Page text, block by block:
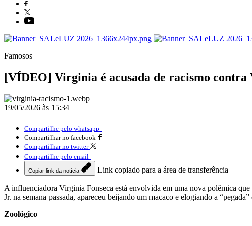
Famosos
[VÍDEO] Virginia é acusada de racismo
19/05/2026 às 15:34
Compartilhe pelo whatsapp
Compartilhar no facebook
Compartilhar no twitter
Compartilhe pelo email
Copiar link da notícia Link copiado para a área de transferência
A influenciadora Virginia Fonseca está envolvida em uma nova polêmica
Jr. na semana passada, apareceu beijando um macaco e elogiando a
Zoológico